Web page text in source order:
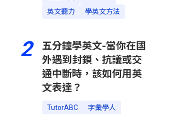
英文聽力
學英文方法
2
五分鐘學英文-當你在國
外遇到封鎖、抗議或交
通中斷時，該如何用英
文表達？
TutorABC 字彙學人